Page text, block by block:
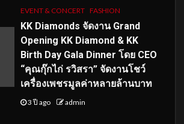
EVENT & CONCERT FASHION
KK Diamonds จัดงาน Grand
Opening KK Diamond & KK
Birth Day Gala Dinner โดย CEO
“คุณกุ๊กไก่ รวิสรา” จัดงานโชว์
เครื่องเพชรมูลค่าหลายล้านบาท
3 ปี ago admin